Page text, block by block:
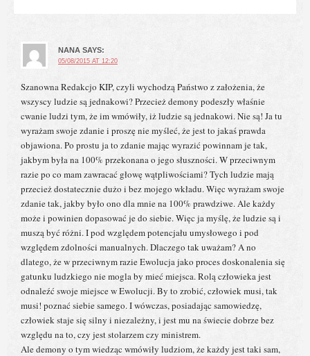
NANA SAYS:
05/08/2015 AT 12:20
Szanowna Redakcjo KIP, czyli wychodzą Państwo z założenia, że
wszyscy ludzie są jednakowi? Przecież demony podeszły właśnie
cwanie ludzi tym, że im wmówiły, iż ludzie są jednakowi. Nie są! Ja tu
wyrażam swoje zdanie i proszę nie myśleć, że jest to jakaś prawda
objawiona. Po prostu ja to zdanie mając wyrazić powinnam je tak,
jakbym była na 100% przekonana o jego słuszności. W przeciwnym
razie po co mam zawracać głowę wątpliwościami? Tych ludzie mają
przecież dostatecznie dużo i bez mojego wkładu. Więc wyrażam swoje
zdanie tak, jakby było ono dla mnie na 100% prawdziwe. Ale każdy
może i powinien dopasować je do siebie. Więc ja myślę, że ludzie są i
muszą być różni. I pod względem potencjału umysłowego i pod
względem zdolności manualnych. Dlaczego tak uważam? A no
dlatego, że w przeciwnym razie Ewolucja jako proces doskonalenia się
gatunku ludzkiego nie mogla by mieć miejsca. Rolą człowieka jest
odnaleźć swoje miejsce w Ewolucji. By to zrobić, człowiek musi, tak
musi! poznać siebie samego. I wówczas, posiadając samowiedzę,
człowiek staje się silny i niezależny, i jest mu na świecie dobrze bez
względu na to, czy jest stolarzem czy ministrem.
Ale demony o tym wiedząc wmówiły ludziom, że każdy jest taki sam,